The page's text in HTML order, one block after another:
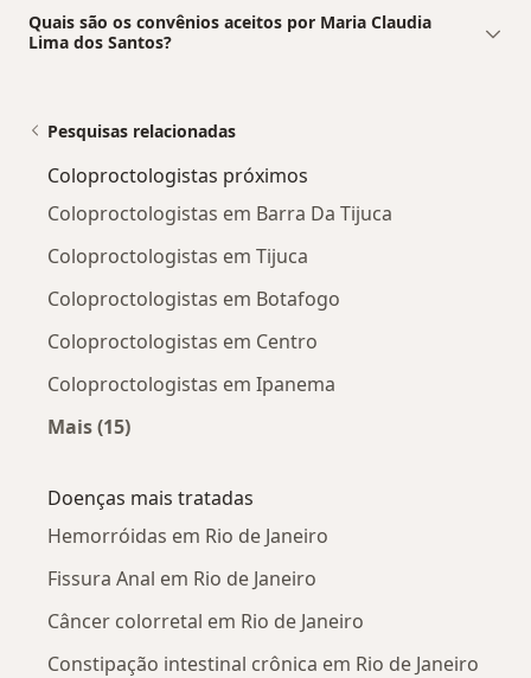
Quais são os convênios aceitos por Maria Claudia
Lima dos Santos?
Pesquisas relacionadas
Coloproctologistas próximos
Coloproctologistas em Barra Da Tijuca
Coloproctologistas em Tijuca
Coloproctologistas em Botafogo
Coloproctologistas em Centro
Coloproctologistas em Ipanema
Mais (15)
Doenças mais tratadas
Hemorróidas em Rio de Janeiro
Fissura Anal em Rio de Janeiro
Câncer colorretal em Rio de Janeiro
Constipação intestinal crônica em Rio de Janeiro